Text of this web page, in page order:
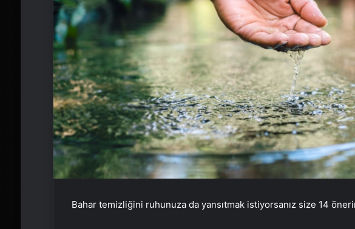
Bahar temizliğini ruhunuza da yansıtmak istiyorsanız size 14